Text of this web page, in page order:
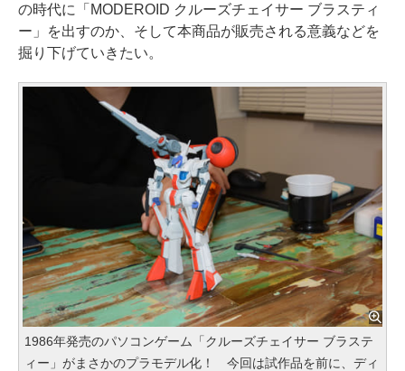
の時代に「MODEROID クルーズチェイサー ブラスティ
ー」を出すのか、そして本商品が販売される意義などを
掘り下げていきたい。
1986年発売のパソコンゲーム「クルーズチェイサー ブラステ
ィー」がまさかのプラモデル化！ 今回は試作品を前に、ディ